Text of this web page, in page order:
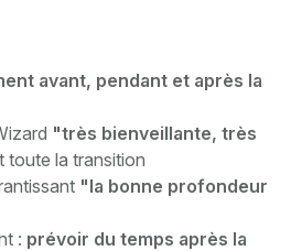
avant, pendant et après la
"très bienveillante, très
toute la transition
"la bonne profondeur
: prévoir du temps après la